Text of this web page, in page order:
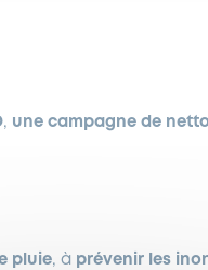
, une campagne de
pluie, à prévenir les